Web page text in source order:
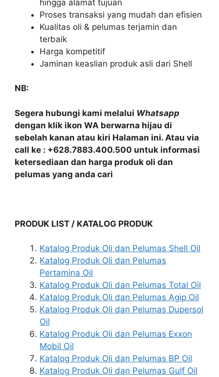
hingga alamat tujuan
Proses transaksi yang mudah dan efisien
Kualitas oli & pelumas terjamin dan
terbaik
Harga kompetitif
Jaminan keaslian produk asli dari Shell
NB:
Segera hubungi kami melalui Whatsapp
dengan klik ikon WA berwarna hijau di
sebelah kanan atau kiri Halaman ini. Atau via
call ke : +628.7883.400.500 untuk informasi
ketersediaan dan harga produk oli dan
pelumas yang anda cari
PRODUK LIST / KATALOG PRODUK
Katalog Produk Oli dan Pelumas Shell Oil
Katalog Produk Oli dan Pelumas
Pertamina Oil
Katalog Produk Oli dan Pelumas Total Oil
Katalog Produk Oli dan Pelumas Agip Oil
Katalog Produk Oli dan Pelumas Dupersol
Oil
Katalog Produk Oli dan Pelumas Exxon
Mobil Oil
Katalog Produk Oli dan Pelumas BP Oil
Katalog Produk Oli dan Pelumas Gulf Oil